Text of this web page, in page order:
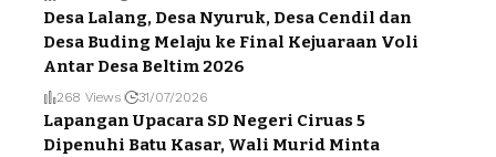
Desa Lalang, Desa Nyuruk, Desa Cendil dan
Desa Buding Melaju ke Final Kejuaraan Voli
Antar Desa Beltim 2026
268 Views 31/07/2026
Lapangan Upacara SD Negeri Ciruas 5
Dipenuhi Batu Kasar, Wali Murid Minta